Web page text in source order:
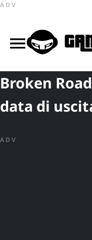
ADV
Broken
data di
ADV